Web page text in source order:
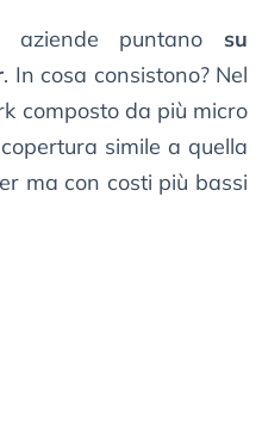
aziende puntano su
. In cosa consistono? Nel
composto da più micro
simile a quella
ma con costi più bassi